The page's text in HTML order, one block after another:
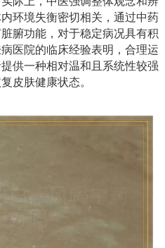
环境失衡密切相关，通过中药
腑功能，对于稳定病况具有积
医院的临床经验表明，合理运
供一种相对温和且系统性较强
皮肤健康状态。